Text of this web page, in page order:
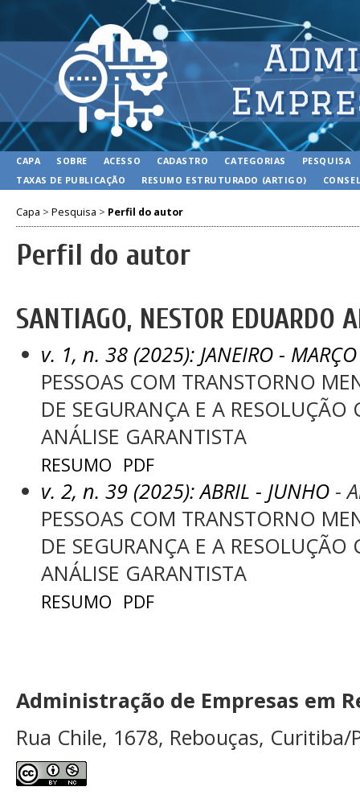
CAPA SOBRE ACESSO CADASTRO CATEGORIAS
PESQUISA
TAXAS DE PUBLICAÇÃO
RESUMO ESTRUTURADO (ARTIGO)
Capa > Pesquisa > Perfil do autor
Perfil do autor
SANTIAGO, NESTOR EDUARDO
v. 1, n. 38 (2025): JANEIRO - MARÇO
PESSOAS COM TRANSTORNO
DE SEGURANÇA E A
ANÁLISE GARANTISTA
RESUMO PDF
v. 2, n. 39 (2025): ABRIL - JUNHO -
PESSOAS COM TRANSTORNO
DE SEGURANÇA E A
ANÁLISE GARANTISTA
RESUMO PDF
Administração de Empresas em
Rua Chile, 1678, Rebouças, Curitiba/